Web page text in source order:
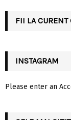
FII LA CURENT
INSTAGRAM
Please enter an